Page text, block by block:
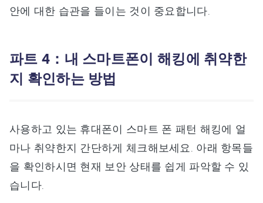
안에 대한 습관을 들이는 것이 중요합니다.
파트 4：내 스마트폰이 해킹에 취약한
지 확인하는 방법
사용하고 있는 휴대폰이 스마트 폰 패턴 해킹에 얼
마나 취약한지 간단하게 체크해보세요. 아래 항목들
을 확인하시면 현재 보안 상태를 쉽게 파악할 수 있
습니다.